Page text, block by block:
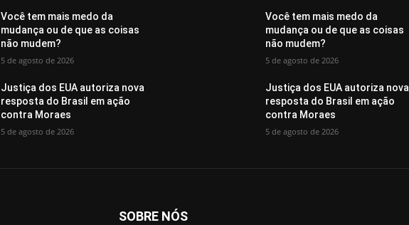
Você tem mais medo da
mudança ou de que as coisas
não mudem?
5 de agosto de 2026
Justiça dos EUA autoriza nova
resposta do Brasil em ação
contra Moraes
5 de agosto de 2026
Você tem mais medo da
mudança ou de que as coisas
não mudem?
5 de agosto de 2026
Justiça dos EUA autoriza nova
resposta do Brasil em ação
contra Moraes
5 de agosto de 2026
SOBRE NÓS